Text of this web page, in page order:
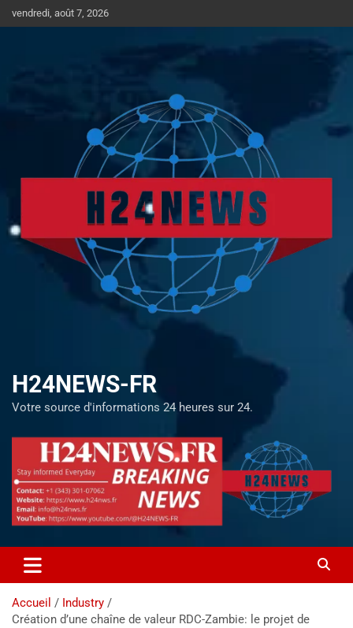
au
vendredi, août 7, 2026
H24NEWS-FR
Votre source d'informations 24 heures sur 24.
Accueil
Industry
Création d’une chaîne de valeur RDC-Zambie: le projet de